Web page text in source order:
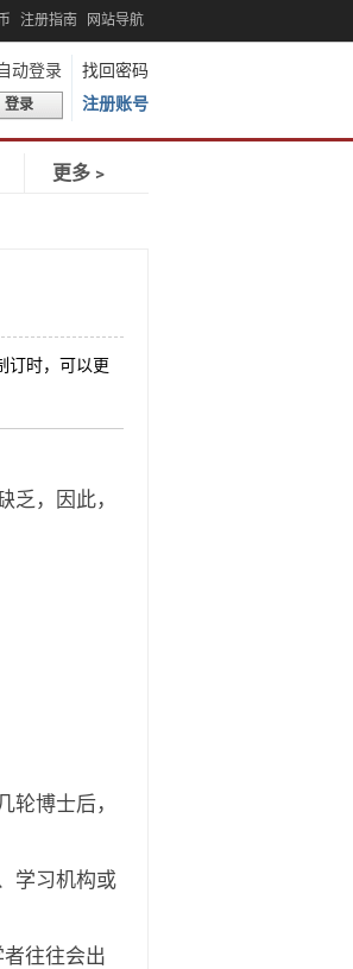
注册指南 网站导航
自动登录
找回密码
登录 注册账号
更多﹥
订时，可以更
，因此，
博士后，
学习机构或
往往会出